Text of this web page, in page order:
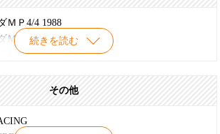
PS01 TESTCAR CH.ALBERS
T.TAKAGI
M01 ITALIAN DRIVER 1999
ASIATECH A22 E.BERNOLDI
続きを読む
ＭＰ4/4 1988
ＭＰ4/5 1889
ＭＰ4/5Ｂ 1990
ＭＰ4/6 1991
Ｗ16 1994
その他